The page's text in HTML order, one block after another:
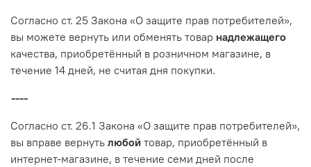
Согласно ст. 25 Закона «О защите прав потребителей»,
вы можете вернуть или обменять товар надлежащего
качества, приобретённый в розничном магазине, в
течение 14 дней, не считая дня покупки.
----
Согласно ст. 26.1 Закона «О защите прав потребителей»,
вы вправе вернуть любой товар, приобретённый в
интернет-магазине, в течение семи дней после